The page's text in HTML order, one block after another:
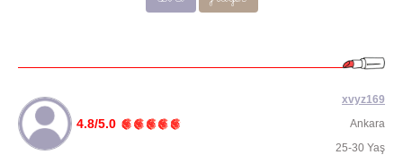
4.8/5.0
xvyz169
Ankara
25-30 Yaş